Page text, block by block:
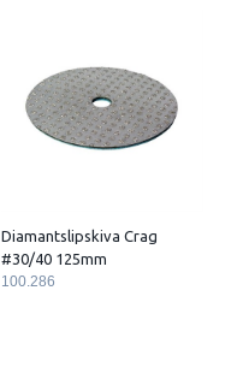
Diamantslipskiva Crag
#30/40 125mm
100.286